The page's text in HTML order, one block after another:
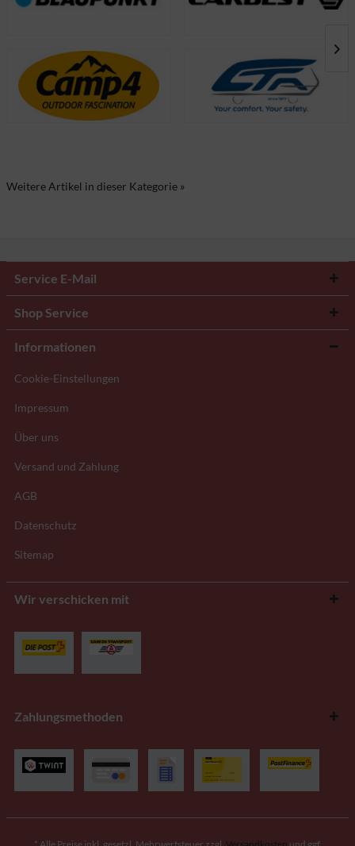
Weitere Artikel in dieser Kategorie »
Service E-Mail
Shop Service
Informationen
Cookie-Einstellungen
Impressum
Über uns
Versand und Zahlung
AGB
Datenschutz
Sitemap
Wir verschicken mit
Zahlungsmethoden